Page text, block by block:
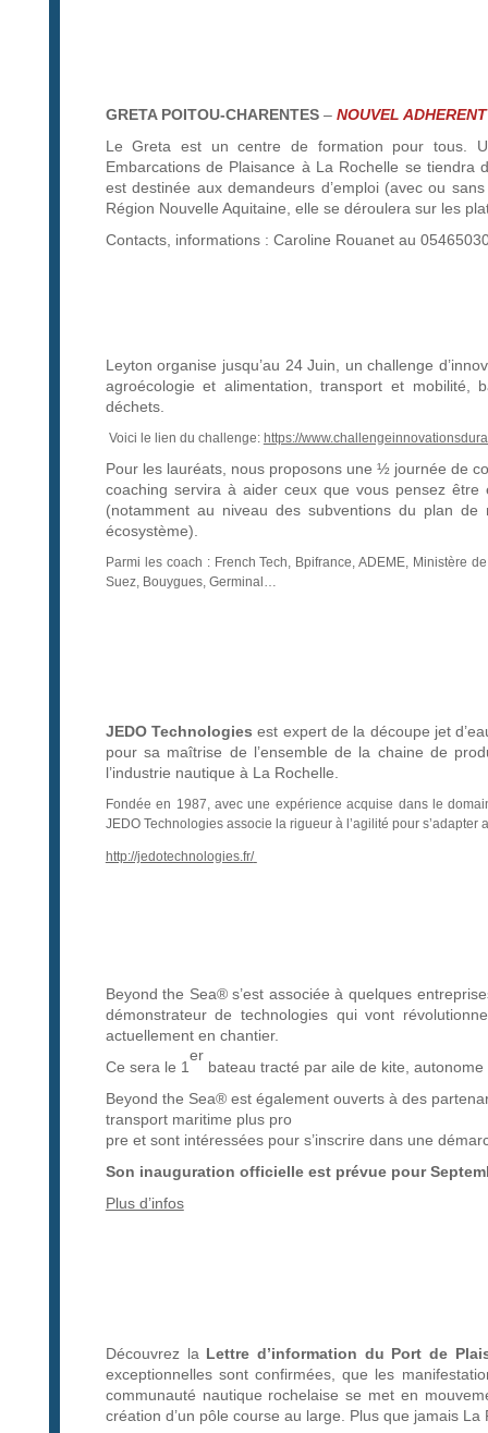
GRETA POITOU-CHARENTES – NOUVEL ADHERENT
Le Greta est un centre de formation pour tous.
Embarcations de Plaisance à La Rochelle se
est destinée aux demandeurs d’emploi (avec ou
Région Nouvelle Aquitaine, elle se déroulera sur les
Contacts, informations : Caroline Rouanet au
Leyton organise jusqu’au 24 Juin, un challenge
agroécologie et alimentation, transport et mobilité,
déchets.
Voici le lien du challenge: https://
Pour les lauréats, nous proposons une ½ journée de
coaching servira à aider ceux que vous pensez
(notamment au niveau des subventions du plan
écosystème).
Parmi les coach : French Tech, Bpifrance, ADEME, Ministère
Suez, Bouygues, Germinal…
JEDO Technologies est expert de la découpe jet
pour sa maîtrise de l’ensemble de la chaine de
l’industrie nautique à La Rochelle.
Fondée en 1987, avec une expérience acquise dans le
JEDO Technologies associe la rigueur à l’agilité pour
http://jedotechnologies.fr/
Beyond the Sea® s’est associée à quelques
démonstrateur de technologies qui vont
actuellement en chantier.
Ce sera le 1
er
bateau tracté par aile de kite,
Beyond the Sea® est également ouverts à des
transport maritime plus pro
pre et sont intéressées pour s’inscrire dans une
Son inauguration officielle est prévue pour
Plus d’infos
Découvrez la Lettre d’information du Port de
exceptionnelles sont confirmées, que les
communauté nautique rochelaise se met en
création d’un pôle course au large. Plus que jamais